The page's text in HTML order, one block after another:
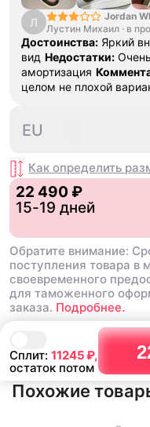
Сплит: 11245₽,
остаток потом
Л
Jordan
"Bright
Лустин Михаил · в
Достоинства: Яркий
вид Недостатки:
амортизация
целом не плохой
множество других
баскетбольных
EU
Как определить
22 490 ₽
15-19 дней
Обратите внимание:
поступления товара в
своевременного
для таможенного
заказа. Подробнее.
Похожие